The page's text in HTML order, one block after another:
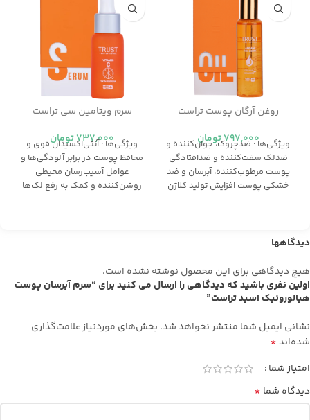
روغن آرگان پوست تراست
797,000تومان
ویژگی‌ها : ضدچروك، جوان‌كننده و
ضدلک سفت‌كننده و ضدافتادگي
پوست مرطوب‌كننده، آبرسان و ضد
خشكي پوست افزايش توليد كلاژن
بارداري، شيردهي، افزايش يا
پوست‌هاي آسيب‌ديده از درمان
آكنه و جاي زخم (اسكار)
سرم ویتامین سی تراست
737,000تومان
ویژگی‌ها : آنتي‌اكسيدان قوي و
محافظ پوست در برابر آلودگي‌ها و
عوامل آسيب‌رسان محيطی
روشن‌كننده و كمك به رفع لك‌ها
افزايش خون‌رساني به سلول‌هاي
پوستي و تقويت اتصالات بين
دیدگاهها
هیچ دیدگاهی برای این محصول نوشته نشده است.
اولین نفری باشید که دیدگاهی را ارسال می کنید برای “سرم آبرسان پوست
هیالورونیک ‌اسید تراست”
نشانی ایمیل شما منتشر نخواهد شد. بخش‌های موردنیاز علامت‌گذاری
شده‌اند*
امتیاز شما
دیدگاه شما *